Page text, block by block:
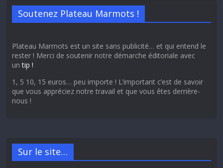
Soutenez Plateau Marmots !
Plateau Marmots est un site sans publicité… et qui entend le
rester ! Merci de soutenir notre démarche éditoriale avec
untip !
1, 5 10, 15 euros… peu importe ! L’important c’est de savoir
que vous appréciez notre travail et que vous êtes derrière-
nous !
Sur le site…